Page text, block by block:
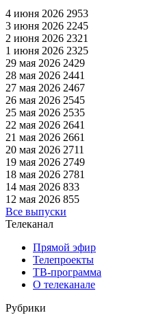
4 июня 2026 2953
3 июня 2026 2245
2 июня 2026 2321
1 июня 2026 2325
29 мая 2026 2429
28 мая 2026 2441
27 мая 2026 2467
26 мая 2026 2545
25 мая 2026 2535
22 мая 2026 2641
21 мая 2026 2661
20 мая 2026 2711
19 мая 2026 2749
18 мая 2026 2781
14 мая 2026 833
12 мая 2026 855
Все выпуски
Телеканал
Прямой эфир
Телепроекты
ТВ-программа
О телеканале
Рубрики